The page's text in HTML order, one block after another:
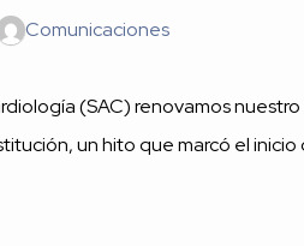
Comunicaciones
(SAC) renovamos
un hito que marcó el